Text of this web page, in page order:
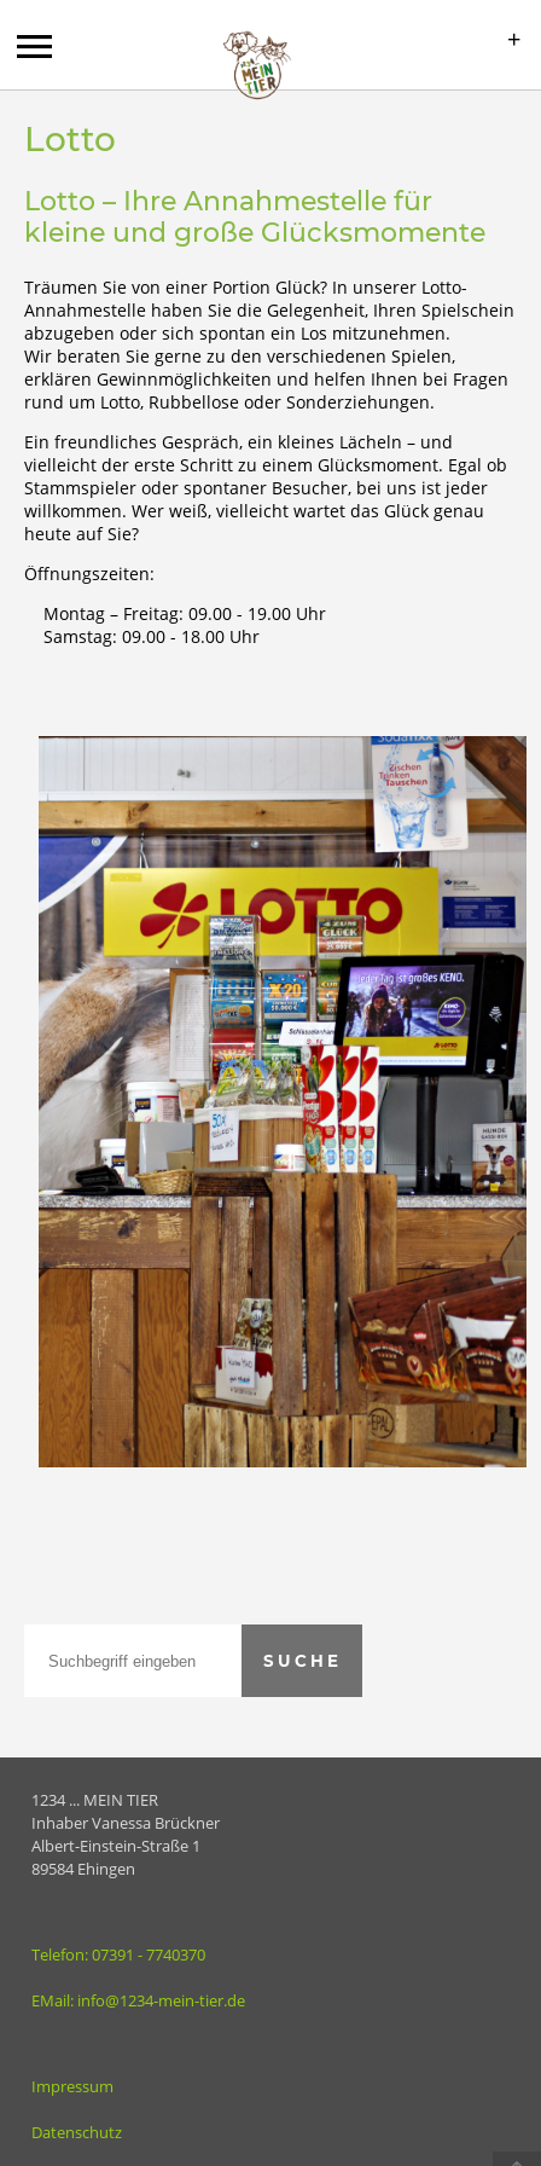
+
Lotto
Lotto – Ihre Annahmestelle für
kleine und große Glücksmomente
Träumen Sie von einer Portion Glück? In unserer Lotto-
Annahmestelle haben Sie die Gelegenheit, Ihren Spielschein
abzugeben oder sich spontan ein Los mitzunehmen.
Wir beraten Sie gerne zu den verschiedenen Spielen,
erklären Gewinnmöglichkeiten und helfen Ihnen bei Fragen
rund um Lotto, Rubbellose oder Sonderziehungen.
Ein freundliches Gespräch, ein kleines Lächeln – und
vielleicht der erste Schritt zu einem Glücksmoment. Egal ob
Stammspieler oder spontaner Besucher, bei uns ist jeder
willkommen. Wer weiß, vielleicht wartet das Glück genau
heute auf Sie?
Öffnungszeiten:
Montag – Freitag: 09.00 - 19.00 Uhr
Samstag: 09.00 - 18.00 Uhr
1234 ... MEIN TIER
Inhaber Vanessa Brückner
Albert-Einstein-Straße 1
89584 Ehingen
Telefon: 07391 - 7740370
EMail: info@1234-mein-tier.de
Impressum
Datenschutz